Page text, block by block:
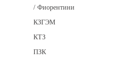
/ Фиорентини
КЗГЭМ
КТЗ
ПЗК